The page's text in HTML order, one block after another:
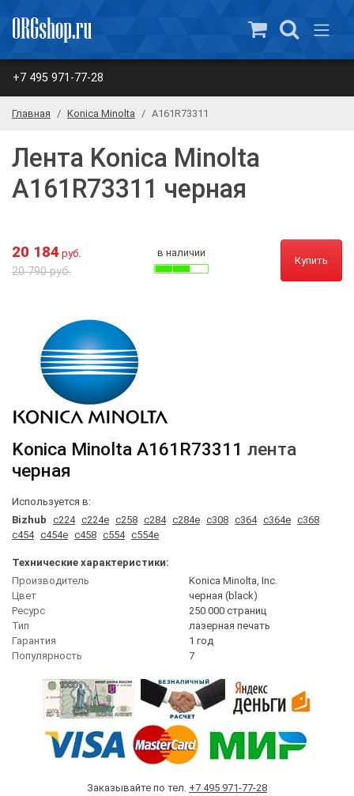
+7 495 971-77-28
Главная Konica Minolta A161R73311
Лента Konica Minolta
A161R73311 черная
20 184 руб.
20 790 руб.
в наличии
Купить
Konica Minolta A161R73311 лента
черная
Используется в:
Bizhub c224 c224e c258 c284 c284e c308 c364 c364e c368
c454 c454e c458 c554 c554e
Технические характеристики:
Производитель
Konica Minolta, Inc.
Цвет
черная (black)
Ресурс
250 000 страниц
Тип
лазерная печать
Гарантия
1 год
Популярность
7
Заказывайте по тел. +7 495 971-77-28